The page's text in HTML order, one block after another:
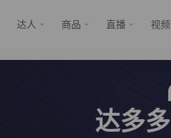
达人 商品 直播 视频
达多多